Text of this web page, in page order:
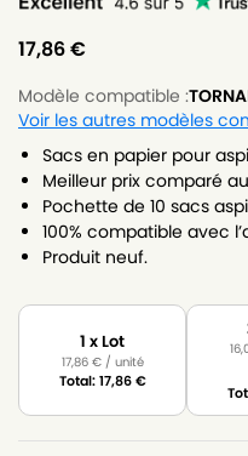
17,86€
Modèle compatible :
Voir les autres modèles
Sacs en papier pour
Meilleur prix comparé
Pochette de 10 sacs
100% compatible avec
Produit neuf.
1 x Lot
17,86 €/ unité
Total:17,86€